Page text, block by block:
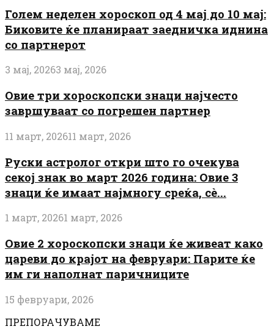
Голем неделен хороскоп од 4 мај до 10 мај:
Биковите ќе планираат заедничка иднина
со партнерот
3 мај, 20263 мај, 2026
Овие три хороскопски знаци најчесто
завршуваат со погрешен партнер
11 март, 202611 март, 2026
Руски астролог откри што го очекува
секој знак во март 2026 година: Овие 3
знаци ќе имаат најмногу среќа, сè...
1 март, 20261 март, 2026
Овие 2 хороскопски знаци ќе живеат како
цареви до крајот на февруари: Парите ќе
им ги наполнат паричниците
15 февруари, 2026
ПРЕПОРАЧУВАМЕ